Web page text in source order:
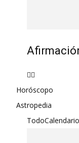
Horóscopo
Astropedia
TodoCalendario